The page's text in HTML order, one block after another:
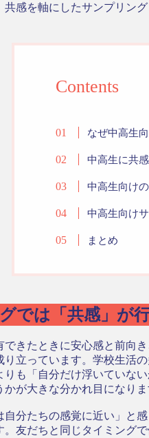
感を軸にしたサンプリン
Contents
なぜ中高生
中高生に共
中高生向け
中高生向け
まとめ
では「共感」が
きたときに安心感と前向
立っています。学校生活
も「自分だけ浮いていな
が大きな分かれ目になりま
分たちの感覚に近い」と
友だちと同じタイミング